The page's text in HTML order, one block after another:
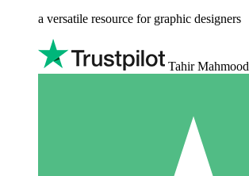
a versatile resource for graphic designers
Tahir Mahmood